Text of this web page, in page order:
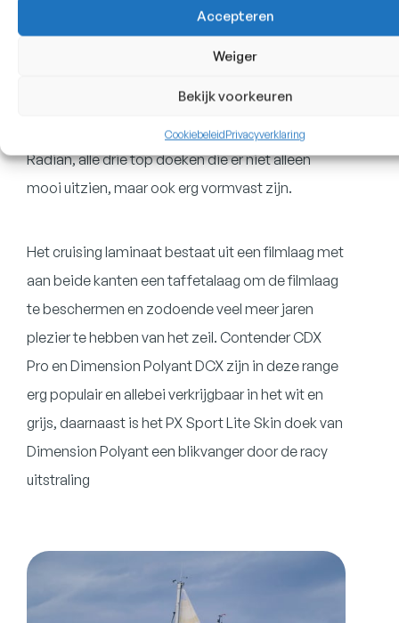
Accepteren
Weiger
Bekijk voorkeuren
CookiebeleidPrivacyverklaring
een taffetalaag om het zeil duurzamer te maken
gebruik van Challenge Warp Drive, Contender
Fibercon Pro Warp Tech en Contender Pro
Radian, alle drie top doeken die er niet alleen
mooi uitzien, maar ook erg vormvast zijn.
Het cruising laminaat bestaat uit een filmlaag met
aan beide kanten een taffetalaag om de filmlaag
te beschermen en zodoende veel meer jaren
plezier te hebben van het zeil. Contender CDX
Pro en Dimension Polyant DCX zijn in deze range
erg populair en allebei verkrijgbaar in het wit en
grijs, daarnaast is het PX Sport Lite Skin doek van
Dimension Polyant een blikvanger door de racy
uitstraling